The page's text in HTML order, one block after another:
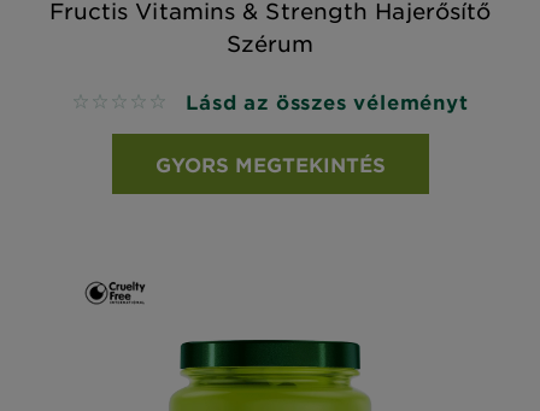
Fructis Vitamins & Strength Hajerősítő
Szérum
No reviews Lásd az összes véleményt
GYORS MEGTEKINTÉS